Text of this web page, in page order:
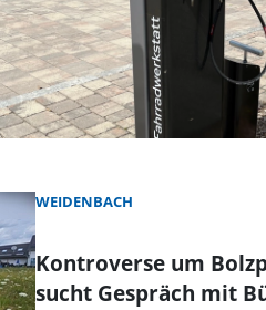
WEIDENBACH
Kontroverse um
sucht Gespräch mit